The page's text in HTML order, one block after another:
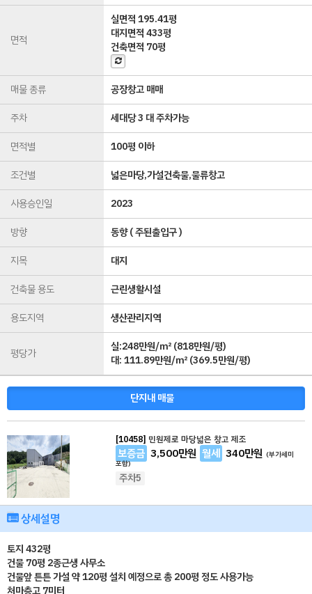
면적
실면적195.41평
대지면적433평
건축면적 70평
매물 종류
공장창고 매매
주차
세대당 3 대 주차가능
면적별
100평 이하
조건별
넓은마당,가설건축물,물류창고
사용승인일
2023
방향
동향 ( 주된출입구 )
지목
대지
건축물 용도
근린생활시설
용도지역
생산관리지역
평당가
실:248만원/㎡ (818만원/평)
대:111.89만원/㎡(369.5만원/평)
단지내 매물
[10458] 민원제로 마당넓은 창고 제조
보증금 3,500만원 월세 340만원 (부가세미
포함)
주차5
상세설명
토지 432평
건물 70평 2종근생 사무소
건물앞 튼튼 가설 약 120평 설치 예정으로 총 200평 정도 사용가능